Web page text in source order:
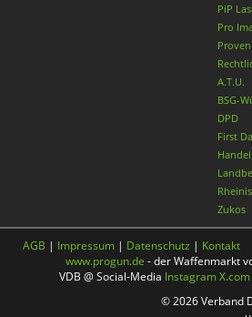
PiP
Pro
A.T.U.
BSG-
DPD
First
Zukos
AGB | Impressum | Datenschutz | Kontakt
www.progun.de - der Waffenmarkt
VDB @ Social-Media InstagramX.com
© 2026 Verband